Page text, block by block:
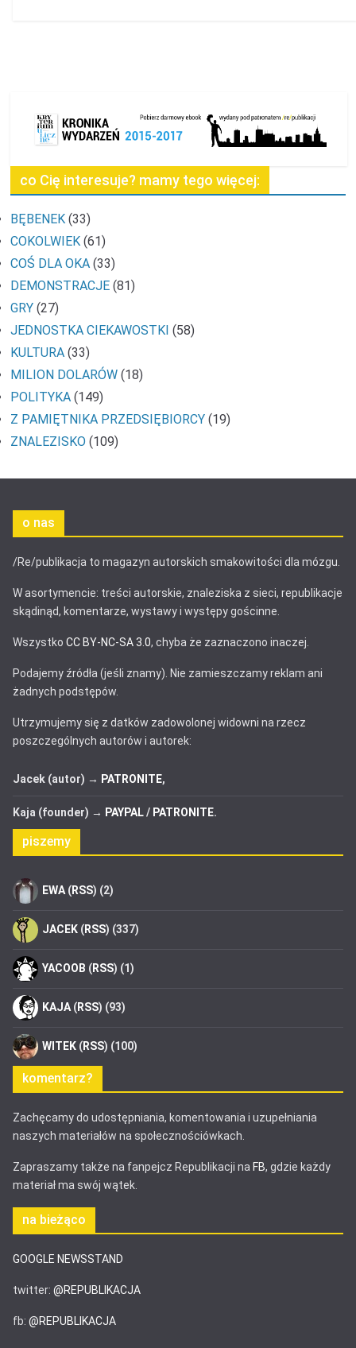
co Cię interesuje? mamy tego więcej:
BĘBENEK (33)
COKOLWIEK (61)
COŚ DLA OKA (33)
DEMONSTRACJE (81)
GRY (27)
JEDNOSTKA CIEKAWOSTKI (58)
KULTURA (33)
MILION DOLARÓW (18)
POLITYKA (149)
Z PAMIĘTNIKA PRZEDSIĘBIORCY (19)
ZNALEZISKO (109)
o nas
/Re/publikacja to magazyn autorskich smakowitości dla mózgu.
W asortymencie: treści autorskie, znaleziska z sieci, republikacje
skądinąd, komentarze, wystawy i występy gościnne.
Wszystko CC BY-NC-SA 3.0, chyba że zaznaczono inaczej.
Podajemy źródła (jeśli znamy). Nie zamieszczamy reklam ani
żadnych podstępów.
Utrzymujemy się z datków zadowolonej widowni na rzecz
poszczególnych autorów i autorek:
Jacek (autor) → PATRONITE,
Kaja (founder) → PAYPAL/ PATRONITE.
piszemy
EWA (RSS) (2)
JACEK (RSS) (337)
YACOOB (RSS) (1)
KAJA (RSS) (93)
WITEK (RSS) (100)
komentarz?
Zachęcamy do udostępniania, komentowania i uzupełniania
naszych materiałów na społecznościówkach.
Zapraszamy także na fanpejcz Republikacji na FB, gdzie każdy
materiał ma swój wątek.
na bieżąco
GOOGLE NEWSSTAND
twitter: @REPUBLIKACJA
fb: @REPUBLIKACJA